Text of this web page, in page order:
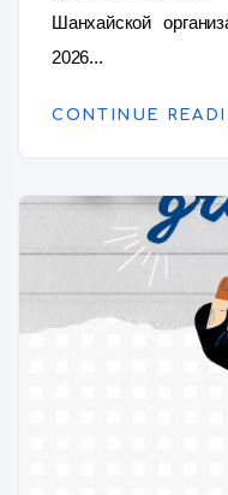
Шанхайской
2026...
CONTINUE